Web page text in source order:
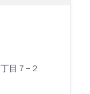
目７−２